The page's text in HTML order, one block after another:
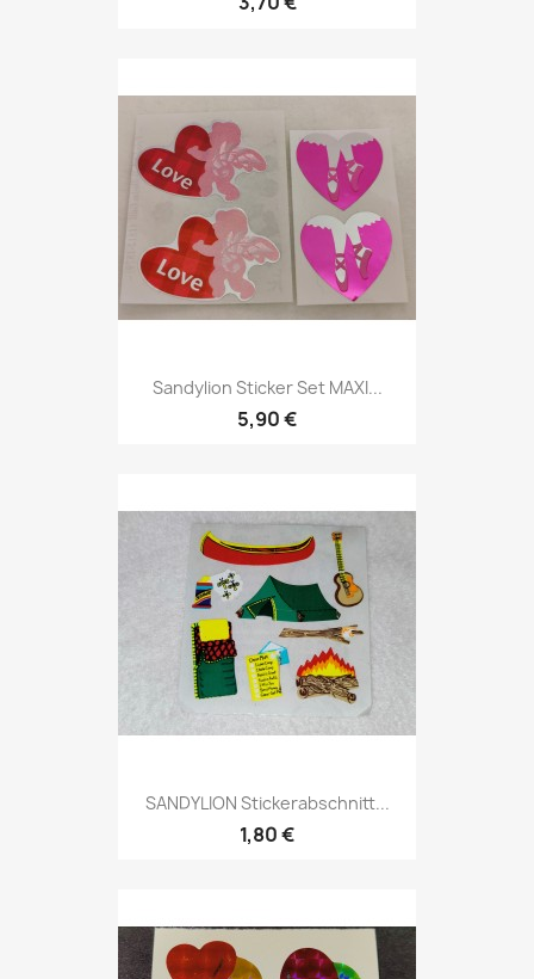
Sandylion Sticker Set MAXI...
5,90 €
SANDYLION Stickerabschnitt...
1,80 €